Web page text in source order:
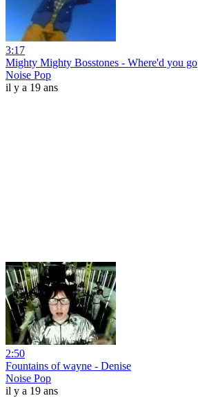
3:17
Mighty Mighty Bosstones - Where'd you go
Noise Pop
il y a 19 ans
2:50
Fountains of wayne - Denise
Noise Pop
il y a 19 ans